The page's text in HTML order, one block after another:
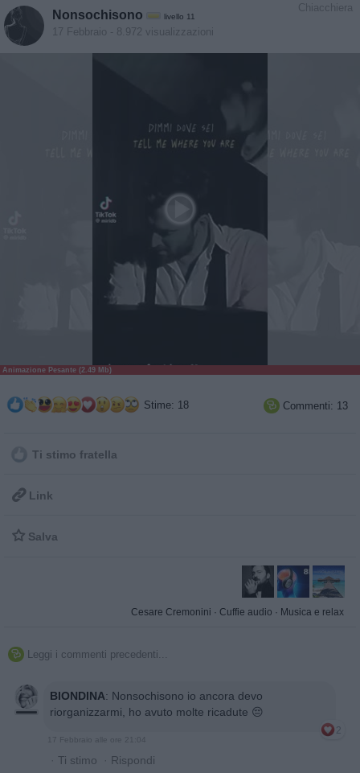
Chiacchiera
Nonsochisono livello 11
17 Febbraio - 8.972 visualizzazioni
Animazione Pesante (2.49 Mb)
Stime: 18  Commenti: 13
Ti stimo fratella
 Link
 Salva
Cesare Cremonini · Cuffie audio · Musica e relax
 Leggi i commenti precedenti...
BIONDINA: Nonsochisono io ancora devo
riorganizzarmi, ho avuto molte ricadute 😔
2
17 Febbraio alle ore 21:04
· Ti stimo · Rispondi